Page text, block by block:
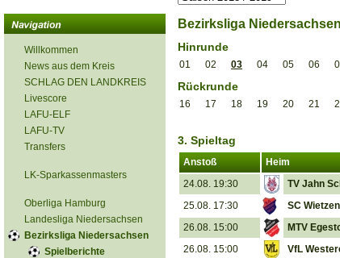
Willkommen
News aus dem Kreis
SCHLAG DEN LANDKREIS
Livescore
LAFU-ELF
LAFU-TV
Transfers
LK-Sparkassenmasters
Oberliga Hamburg
Landesliga Niedersachsen
Bezirksliga Niedersachsen
Spielberichte
Bezirksliga
Hinrunde
01 02 03 04 05 06
Rückrunde
16 17 18 19 20 21
3. Spieltag
Anstoß Heim
24.08. 19:30
TV Jahn
25.08. 17:30 SC
26.08. 15:00 MTV
26.08. 15:00 VfL